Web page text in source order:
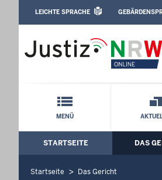
Amtsgericht
Leichte Sprache,
LEICHTE SPRACHE
Schnellnavigation mit
MENÜ
Hauptmenü:
STARTSEITE DAS
Startseite Das Gericht